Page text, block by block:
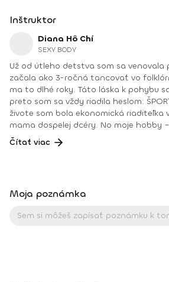
Inštruktor
Diana Hô Chí
SEXY BODY
Už od útleho detstva som sa venovala
začala ako 3-ročná tancovať vo
ma to dlhé roky. Táto láska k pohybu
preto som sa vždy riadila heslom: ŠPORT je
živote som bola ekonomická riaditeľka
mama dospelej dcéry. No moje hobby
dostávalo do popredia už dlhé roky.
som viedla skupinové tréningy a pre
ocenením bola vždy pre mňa pozitívna
• Kondičný tréner 1. kv. stupňa • Certifikovaná lektorka
Čítať viac
Moja poznámka